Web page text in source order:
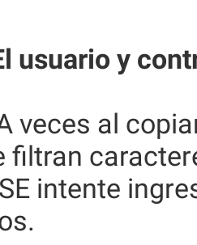
usuario y
veces al
filtran
intente